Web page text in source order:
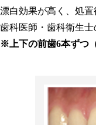
漂白効果が高く、処置
歯科医師・歯科衛生士
※上下の前歯6本ずつ